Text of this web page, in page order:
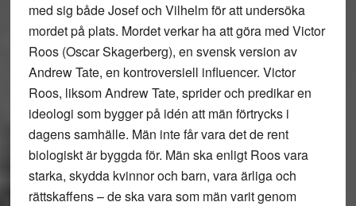
med sig både Josef och Vilhelm för att undersöka
mordet på plats. Mordet verkar ha att göra med Victor
Roos (Oscar Skagerberg), en svensk version av
Andrew Tate, en kontroversiell influencer. Victor
Roos, liksom Andrew Tate, sprider och predikar en
ideologi som bygger på idén att män förtrycks i
dagens samhälle. Män inte får vara det de rent
biologiskt är byggda för. Män ska enligt Roos vara
starka, skydda kvinnor och barn, vara ärliga och
rättskaffens – de ska vara som män varit genom